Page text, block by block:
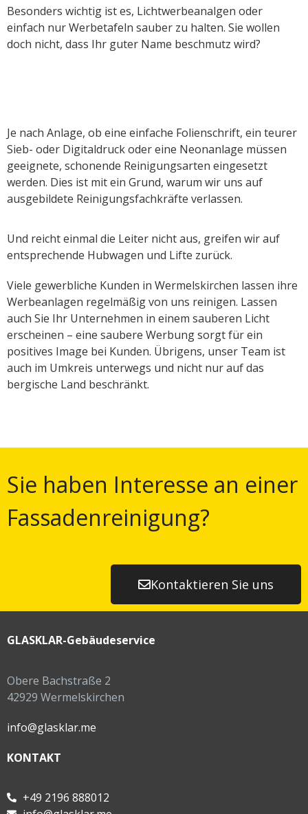
Besonders wichtig ist es, Lichtwerbeanalgen oder
einfach nur Werbetafeln sauber zu halten. Sie wollen
doch nicht, dass Ihr guter Name beschmutz wird?
Je nach Anlage, ob eine einfache Folienschrift, ein teurer
Sieb- oder Digitaldruck oder eine Neonanlage müssen
geeignete, schonende Reinigungsarten eingesetzt
werden. Dies ist mit ein Grund, warum wir uns auf
ausgebildete Reinigungsfachkräfte verlassen.
Und reicht einmal die Leiter nicht aus, greifen wir auf
entsprechende Hubwagen und Lifte zurück.
Viele gewerbliche Kunden in Wermelskirchen lassen ihre
Werbeanlagen regelmäßig von uns reinigen. Lassen
auch Sie Ihr Unternehmen in einem sauberen Licht
erscheinen – eine saubere Werbung sorgt für ein
positives Image bei Kunden. Übrigens, unser Team ist
auch im Umkreis unterwegs und nicht nur auf das
bergische Land beschränkt.
Sie haben Interesse an einer
Fassadenreinigung?
Kontaktieren Sie uns
GLASKLAR-Gebäudeservice
Obere Bachstraße 2
42929 Wermelskirchen
info@glasklar.me
KONTAKT
+49 2196 888012